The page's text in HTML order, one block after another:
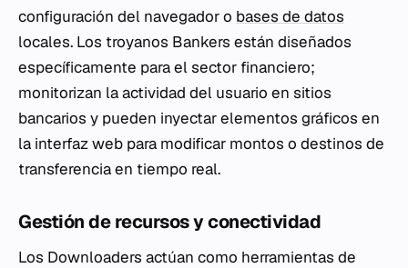
configuración del navegador o bases de datos
locales. Los troyanos Bankers están diseñados
específicamente para el sector financiero;
monitorizan la actividad del usuario en sitios
bancarios y pueden inyectar elementos gráficos en
la interfaz web para modificar montos o destinos de
transferencia en tiempo real.
Gestión de recursos y conectividad
Los Downloaders actúan como herramientas de